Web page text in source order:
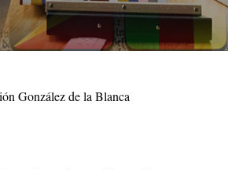
González de la Blanca